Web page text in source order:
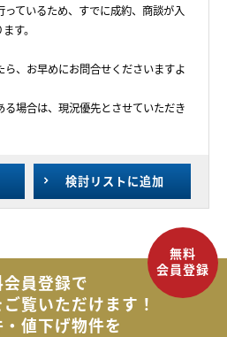
検討リストに追加
っているため、すでに成約、商談が入
す。
、お早めにお問合せくださいますよ
場合は、現況優先とさせていただき
員登録で
ご覧いただけます！
値下げ物件を